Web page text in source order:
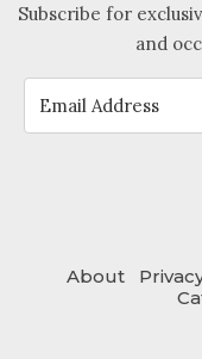
Subscribe for
and
About